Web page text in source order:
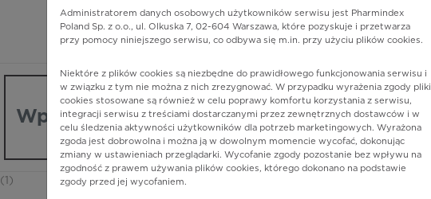
Pharmindex
lider wiedzy o lekach
Wpisz nazwę lub substancję czynną
(1)
Administratorem danych osobowych użytkowników serwisu jest Pharmindex
Poland Sp. z o.o., ul. Olkuska 7, 02-604 Warszawa, które pozyskuje i przetwarza
przy pomocy niniejszego serwisu, co odbywa się m.in. przy użyciu plików cookies.
Niektóre z plików cookies są niezbędne do prawidłowego funkcjonowania serwisu i
w związku z tym nie można z nich zrezygnować. W przypadku wyrażenia zgody pliki
cookies stosowane są również w celu poprawy komfortu korzystania z serwisu,
integracji serwisu z treściami dostarczanymi przez zewnętrznych dostawców i w
celu śledzenia aktywności użytkowników dla potrzeb marketingowych. Wyrażona
zgoda jest dobrowolna i można ją w dowolnym momencie wycofać, dokonując
zmiany w ustawieniach przeglądarki. Wycofanie zgody pozostanie bez wpływu na
zgodność z prawem używania plików cookies, którego dokonano na podstawie
zgody przed jej wycofaniem.